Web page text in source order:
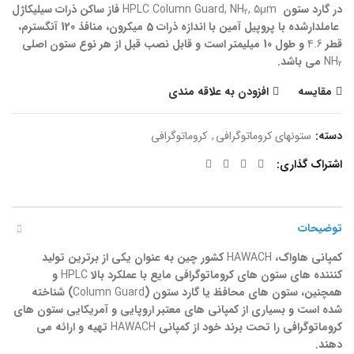
در گارد ستون HPLC Column Guard, NH2, 5μm
فاز ساکن ذرات سیلیکاژل
عاملدارشده با پروپیل آمین با اندازه ذرات 5 میکرون، منافذ 120 آنگسترم،
قطر 4.6و طول 10 میلیمتر است و قابل نصب قبل از هر نوع ستون اصلی
NH2
می باشد.
مقایسه
افزودن به علاقه مندی
دسته: ستونهای کروماتوگرافی, کروماتوگرافی
اشتراک گذاری
توضیحات
کمپانی هاواک، HAWACHکشور چین به عنوان یکی از برترین تولید
کنننده های ستون های کروماتوگرافی مایع با عملکرد بالا
و
همچنین، ستون های محافظ یا گارد ستون (Column Guard
) شناخته
شده است و بسیاری از کمپانی های معتبر اروپایی و آمریکایی ستون های
کروماتوگرافی را تحت برند خود از کمپانی HAWACH تهیه و ارائه می
دهند.